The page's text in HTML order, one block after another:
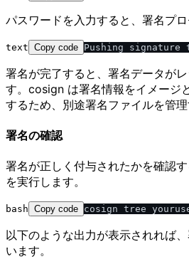
パスワードを入力すると、署名プロ
text Copy code
署名が完了すると、署名データが
す。cosign は署名情報をイメージ
するため、別途署名ファイルを管理
署名の確認
署名が正しく付与されたかを確認
を実行します。
bash Copy code
以下のような出力が表示されれば
います。